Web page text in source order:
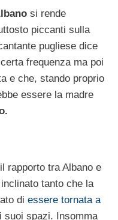
si rende
piccanti sulla
pugliese dice
frequenza ma poi
e che, stando proprio
essere la madre
rapporto tra Albano e
tanto che la
di essere tornata a
suoi spazi. Insomma